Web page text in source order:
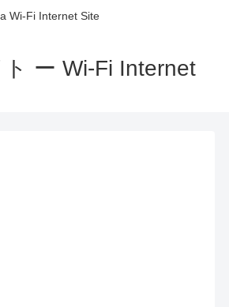
Wi-Fi Internet Site
ー Wi-Fi Internet